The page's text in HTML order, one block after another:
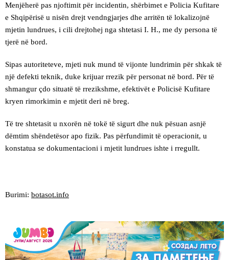
Menjëherë pas njoftimit për incidentin, shërbimet e Policia Kufitare
e Shqipërisë u nisën drejt vendngjarjes dhe arritën të lokalizojnë
mjetin lundrues, i cili drejtohej nga shtetasi I. H., me dy persona të
tjerë në bord.
Sipas autoriteteve, mjeti nuk mund të vijonte lundrimin për shkak të
një defekti teknik, duke krijuar rrezik për personat në bord. Për të
shmangur çdo situatë të rrezikshme, efektivët e Policisë Kufitare
kryen rimorkimin e mjetit deri në breg.
Të tre shtetasit u nxorën në tokë të sigurt dhe nuk pësuan asnjë
dëmtim shëndetësor apo fizik. Pas përfundimit të operacionit, u
konstatua se dokumentacioni i mjetit lundrues ishte i rregullt.
Burimi: botasot.info